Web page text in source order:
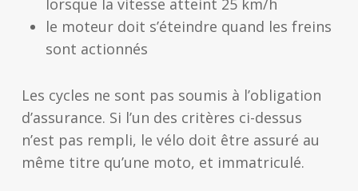
lorsque la vitesse atteint 25 km/h
le moteur doit s’éteindre quand les freins
sont actionnés
Les cycles ne sont pas soumis à l’obligation
d’assurance. Si l’un des critères ci-dessus
n’est pas rempli, le vélo doit être assuré au
même titre qu’une moto, et immatriculé.